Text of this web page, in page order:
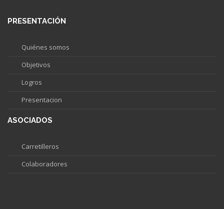
PRESENTACIÓN
Quiénes somos
Objetivos
Logros
Presentacion
ASOCIADOS
Carretilleros
Colaboradores